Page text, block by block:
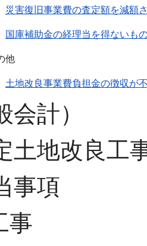
災害復旧事業費の査定額を減額
国庫補助金の経理当を得ないも
他
土地改良事業費負担金の徴収が
会計）
土地改良工
事項
事